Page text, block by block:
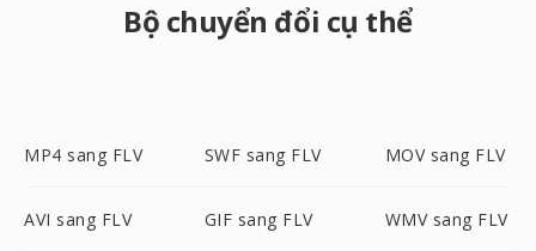
Bộ chuyển đổi cụ thể
MP4 sang FLV SWF sang FLV MOV sang FLV
AVI sang FLV GIF sang FLV WMV sang FLV